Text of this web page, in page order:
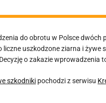
do obrotu w Polsce dwóch
uszkodzone ziarna i żywe
o zakazie wprowadzenia
szkodniki pochodzi z serwisu